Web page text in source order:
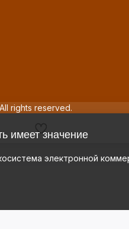
rights reserved.
имеет значение
электронной